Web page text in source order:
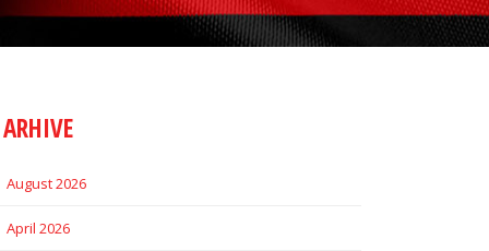
ARHIVE
August 2026
April 2026